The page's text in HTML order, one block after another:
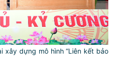
xây dựng mô hình “Liên kết bảo